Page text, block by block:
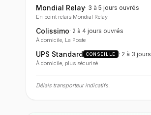
Mondial Relay· 3 à 5 jours ouvrés
En point relais Mondial Relay
Colissimo· 2 à 4 jours ouvrés
À domicile, La Poste
UPS Standard CONSEILLÉ · 2 à 3 jours
À domicile, plus sécurisé
Délais transporteur indicatifs.